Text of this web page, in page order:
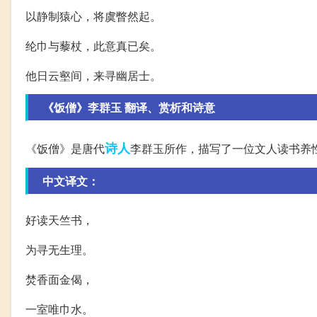
以静制猿心，将虞瞥然起。
纶巾与藜杖，此意真已矣。
他日云壑间，来寻幽居士。
《饭僧》李群玉 翻译、赏析和诗意
《饭僧》是唐代诗人李群玉所作，描写了一位文人读书养
中文译文：
好读天竺书，
为寻无生理。
焚香面金偈，
一室唯巾水。